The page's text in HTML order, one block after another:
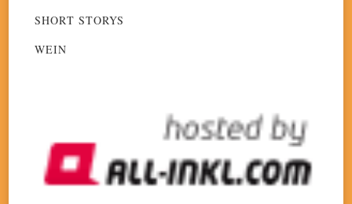
SHORT STORYS
WEIN